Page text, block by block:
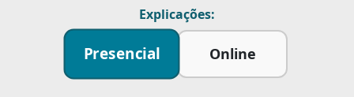
Explicações:
Presencial Online